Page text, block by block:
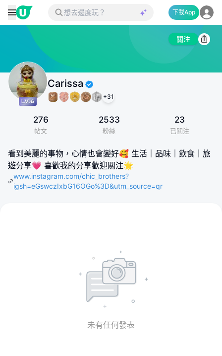
下載App
關注
Carissa
+31
276
帖文
2533
粉絲
23
已關注
看到美麗的事物，心情也會變好🥰 生活｜品味｜飲食｜旅
遊分享💗 喜歡我的分享歡迎關注🌟
www.instagram.com/chic_brothers?
igsh=eGswczIxbG16OGo%3D&utm_source=qr
未有任何發表